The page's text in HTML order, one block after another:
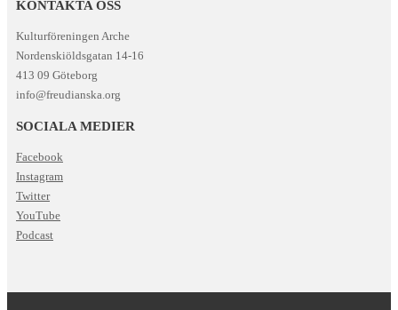
KONTAKTA OSS
Kulturföreningen Arche
Nordenskiöldsgatan 14-16
413 09 Göteborg
info@freudianska.org
SOCIALA MEDIER
Facebook
Instagram
Twitter
YouTube
Podcast